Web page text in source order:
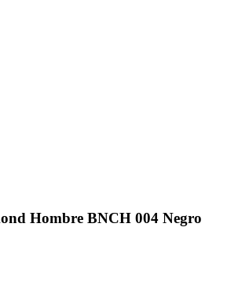
Hombre BNCH 004 Negro